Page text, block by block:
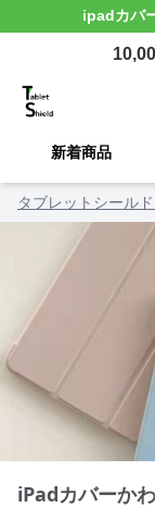
ipadカバ
新着商品
タブレットシール
iPadカバーか